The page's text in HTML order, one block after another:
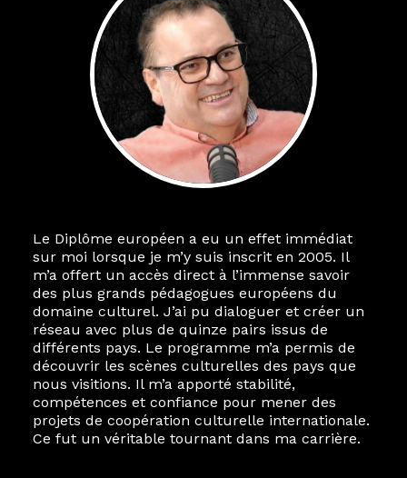
Le Diplôme européen a eu un effet immédiat
sur moi lorsque je m’y suis inscrit en 2005. Il
m’a offert un accès direct à l’immense savoir
des plus grands pédagogues européens du
domaine culturel. J’ai pu dialoguer et créer un
réseau avec plus de quinze pairs issus de
différents pays. Le programme m’a permis de
découvrir les scènes culturelles des pays que
nous visitions. Il m’a apporté stabilité,
compétences et confiance pour mener des
projets de coopération culturelle internationale.
Ce fut un véritable tournant dans ma carrière.